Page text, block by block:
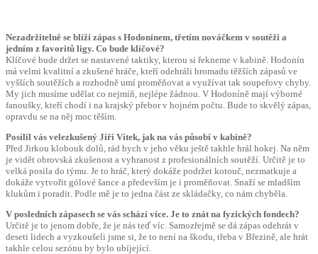
Nezadržitelně se blíží zápas s Hodonínem, třetím nováčkem v soutěži a
jedním z favoritů ligy. Co bude klíčové?
Klíčové bude držet se nastavené taktiky, kterou si řekneme v kabině. Hodonín
má velmi kvalitní a zkušené hráče, kteří odehráli hromadu těžších zápasů ve
vyšších soutěžích a rozhodně umí proměňovat a využívat tak soupeřovy chyby.
My jich musíme udělat co nejmíň, nejlépe žádnou. V Hodoníně mají výborné
fanoušky, kteří chodí i na krajský přebor v hojném počtu. Bude to skvělý zápas,
opravdu se na něj moc těším.
Posílil vás velezkušený Jiří Vítek, jak na vás působí v kabině?
Před Jirkou klobouk dolů, rád bych v jeho věku ještě takhle hrál hokej. Na něm
je vidět obrovská zkušenost a vyhranost z profesionálních soutěží. Určitě je to
velká posila do týmu. Je to hráč, který dokáže podržet kotouč, nezmatkuje a
dokáže vytvořit gólové šance a především je i proměňovat. Snaží se mladším
klukům i poradit. Podle mě je to jedna část ze skládačky, co nám chyběla.
V posledních zápasech se vás schází více. Je to znát na fyzických fondech?
Určitě je to jenom dobře, že je nás teď víc. Samozřejmě se dá zápas odehrát v
deseti lidech a vyzkoušeli jsme si, že to není na škodu, třeba v Březině, ale hrát
takhle celou sezónu by bylo ubíjející.